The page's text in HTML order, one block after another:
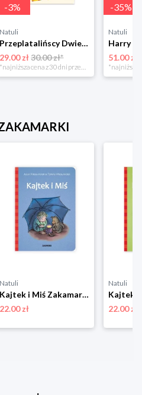
-3%
Natuli
Przeplatalińscy Dwie siostry
29.00 zł 30.00 zł*
*najniższa cena z 30 dni przed obniżką
-35%
Natuli
51.00 zł
Natuli
Kajtek i Miś Zakamarki
22.00 zł
Natuli
22.00 zł